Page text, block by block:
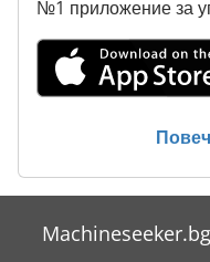
№1 приложение за